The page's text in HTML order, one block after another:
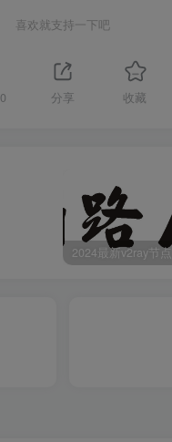
喜欢就支持一下吧
0 分享 收藏